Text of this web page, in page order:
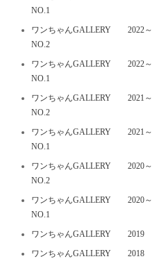
NO.1
ワンちゃんGALLERY 2022～
NO.2
ワンちゃんGALLERY 2022～
NO.1
ワンちゃんGALLERY 2021～
NO.2
ワンちゃんGALLERY 2021～
NO.1
ワンちゃんGALLERY 2020～
NO.2
ワンちゃんGALLERY 2020～
NO.1
ワンちゃんGALLERY 2019
ワンちゃんGALLERY 2018